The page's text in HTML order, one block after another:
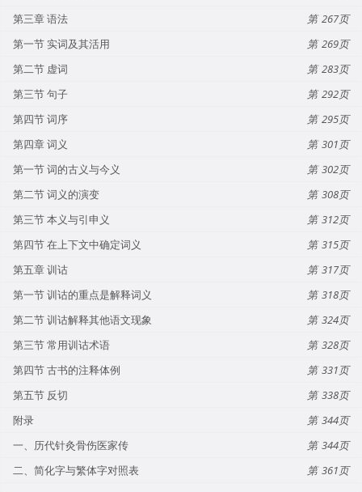
第三章 语法
267
第一节 实词及其活用
269
第二节 虚词
283
第三节 句子
292
第四节 词序
295
第四章 词义
301
第一节 词的古义与今义
302
第二节 词义的演变
308
第三节 本义与引申义
312
第四节 在上下文中确定词义
315
第五章 训诂
317
第一节 训诂的重点是解释词义
318
第二节 训诂解释其他语文现象
324
第三节 常用训诂术语
328
第四节 古书的注释体例
331
第五节 反切
338
附录
344
一、历代针灸骨伤医家传
344
二、简化字与繁体字对照表
361